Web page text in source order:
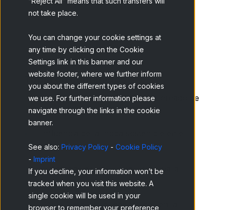
not take place.
You can change your cookie settings at
any time by clicking on the Cookie
Settings link in this banner and our
website footer, where we further inform
you about the different types of cookies
we use. For further information please
navigate through the links in the cookie
banner.
See also: Privacy Policy - Cookie Policy
- Imprint
If you decline, your information won’t be
tracked when you visit this website. A
single cookie will be used in your
browser to remember your preference
Tabla de contenidos
Dinámicas de consumo en el mercado de
ropa
mercado de ropa
Estrategias de posicionamiento para
tiendas de ropa
Cómo Netquest puede ayudar en la